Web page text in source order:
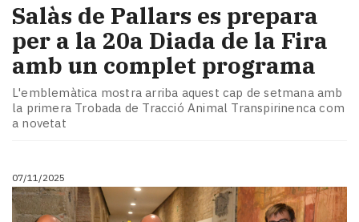
Salàs de Pallars es prepara
per a la 20a Diada de la Fira
amb un complet programa
L'emblemàtica mostra arriba aquest cap de setmana amb
la primera Trobada de Tracció Animal Transpirinenca com
a novetat
07/11/2025